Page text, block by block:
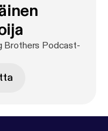
Brothers Podcast-